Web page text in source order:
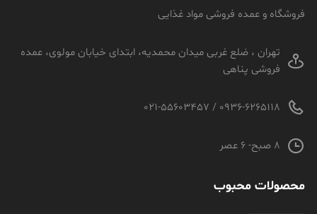
فروشگاه و عمده فروشی مواد غذایی
تهران ، ضلع غربی میدان محمدیه، ابتدای خیابان مولوی، عمده
فروشی پناهی
0936-6265118 / 021-55603457
8 صبح- 6 عصر
محصولات محبوب